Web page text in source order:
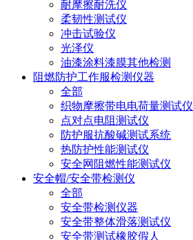
耐摩擦耐洗仪
柔韧性测试仪
冲击试验仪
光泽仪
油漆涂料漆膜其他检测
阻燃防护工作服检测仪器
全部
织物摩擦带电电荷量测试仪
点对点电阻测试仪
防护服抗酸碱测试系统
热防护性能测试仪
安全网阻燃性能测试仪
安全帽/安全带检测仪
全部
安全带检测仪器
安全带整体滑落测试仪
安全带测试橡胶假人